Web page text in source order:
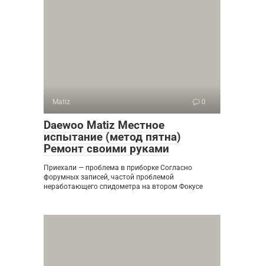
Matiz 0
Daewoo Matiz Местное
испытание (метод пятна)
Ремонт своими руками
Приехали — проблема в приборке Согласно
форумных записей, частой проблемой
неработающего спидометра на втором Фокусе